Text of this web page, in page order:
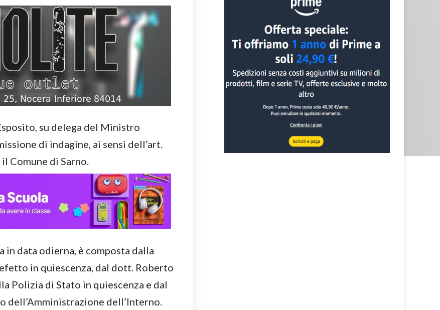
su delega del Ministro
di indagine, ai sensi dell’art.
il Comune di Sarno.
in data odierna, è composta dalla
in quiescenza, dal dott. Roberto
Polizia di Stato in quiescenza e dal
dell’Interno.